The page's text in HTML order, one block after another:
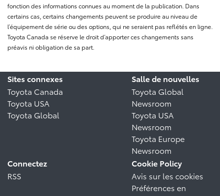
fonction des informations connues au moment de la publication. Dans
certains cas, certains changements peuvent se produire au niveau de
l’équipement de série ou des options, qui ne seraient pas reflétés en ligne.
Toyota Canada se réserve le droit d’apporter ces changements sans
préavis ni obligation de sa part.
Sites connexes
Toyota Canada
Toyota USA
Toyota Global
Salle de nouvelles
Toyota Global
Newsroom
Toyota USA
Newsroom
Toyota Europe
Newsroom
Connectez
RSS
Cookie Policy
Avis sur les cookies
Préférences en